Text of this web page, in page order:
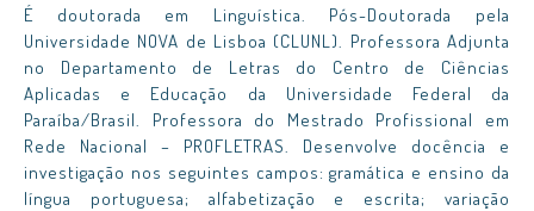
É doutorada em Linguística. Pós-Doutorada pela
Universidade NOVA de Lisboa (CLUNL). Professora Adjunta
no Departamento de Letras do Centro de Ciências
Aplicadas e Educação da Universidade Federal da
Paraíba/Brasil. Professora do Mestrado Profissional em
Rede Nacional – PROFLETRAS. Desenvolve docência e
investigação nos seguintes campos: gramática e ensino da
língua portuguesa; alfabetização e escrita; variação